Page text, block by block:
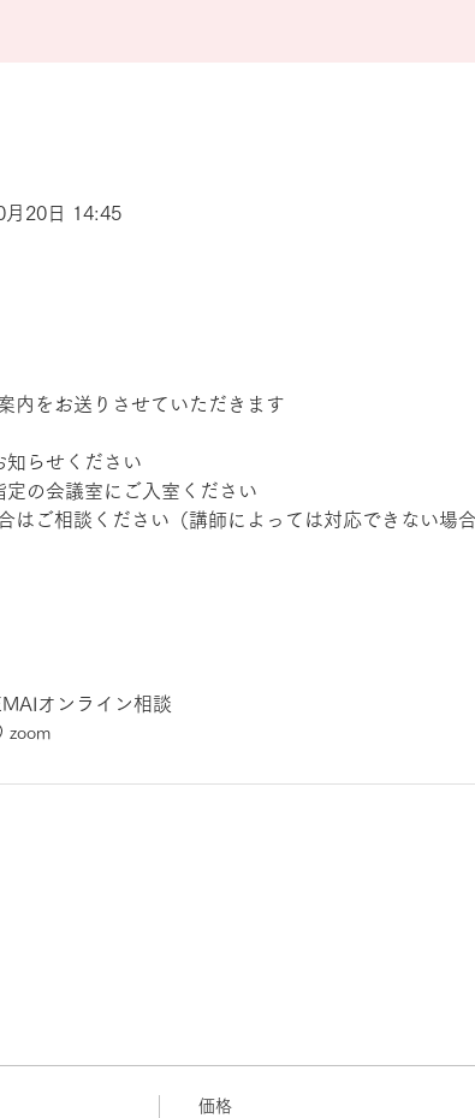
月20日 14:45
内をお送りさせていただきます
知らせください
定の会議室にご入室ください
はご相談ください（講師によっては対応できない場合
オンライン相談
zoom
価格